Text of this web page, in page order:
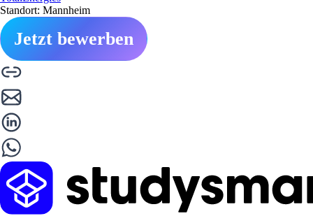
Standort: Mannheim
Jetzt bewerben